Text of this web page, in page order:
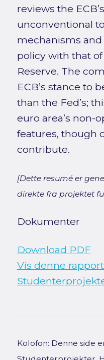
reviews the
unconventional
mechanisms
policy with that of
Reserve. The
ECB’s stance to
than the Fed’s;
euro area’s non-
features, though
contribute.
[Dette resumé er
direkte fra projektet
Dokumenter
Download PDF
Vis denne
Kolofon: Denne side